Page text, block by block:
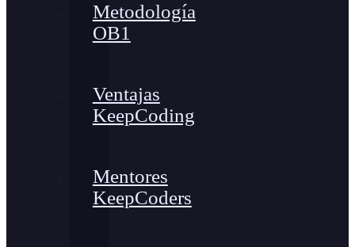
Metodología
OB1
Ventajas
KeepCoding
Mentores
KeepCoders